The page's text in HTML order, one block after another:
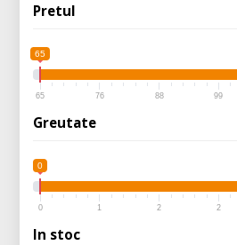
Pretul
65
65 76 88 99
Greutate
0
0 1 2 2
In stoc